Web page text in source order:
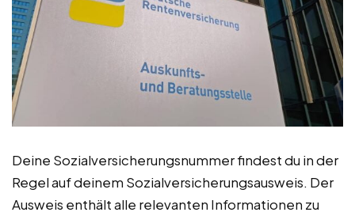
Deine Sozialversicherungsnummer findest du in der
Regel auf deinem Sozialversicherungsausweis. Der
Ausweis enthält alle relevanten Informationen zu